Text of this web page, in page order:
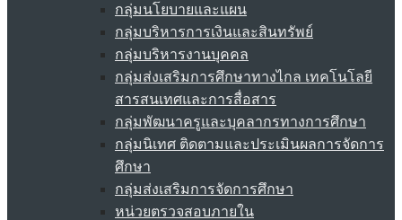
กลุ่มนโยบายและแผน
กลุ่มบริหารการเงินและสินทรัพย์
กลุ่มบริหารงานบุคคล
กลุ่มส่งเสริมการศึกษาทางไกล เทคโนโลยี
สารสนเทศและการสื่อสาร
กลุ่มพัฒนาครูและบุคลากรทางการศึกษา
กลุ่มนิเทศ ติดตามและประเมินผลการจัดการ
ศึกษา
กลุ่มส่งเสริมการจัดการศึกษา
หน่วยตรวจสอบภายใน